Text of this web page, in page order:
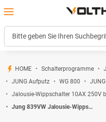
HOME Schalterprogramme
JUNG Aufputz
WG 800
Jalousie-Wippschalter 10AX 250V
Jung 839VW Jalousie-Wippschalter 10 AX 250 V ~ Serie WG Aufputz